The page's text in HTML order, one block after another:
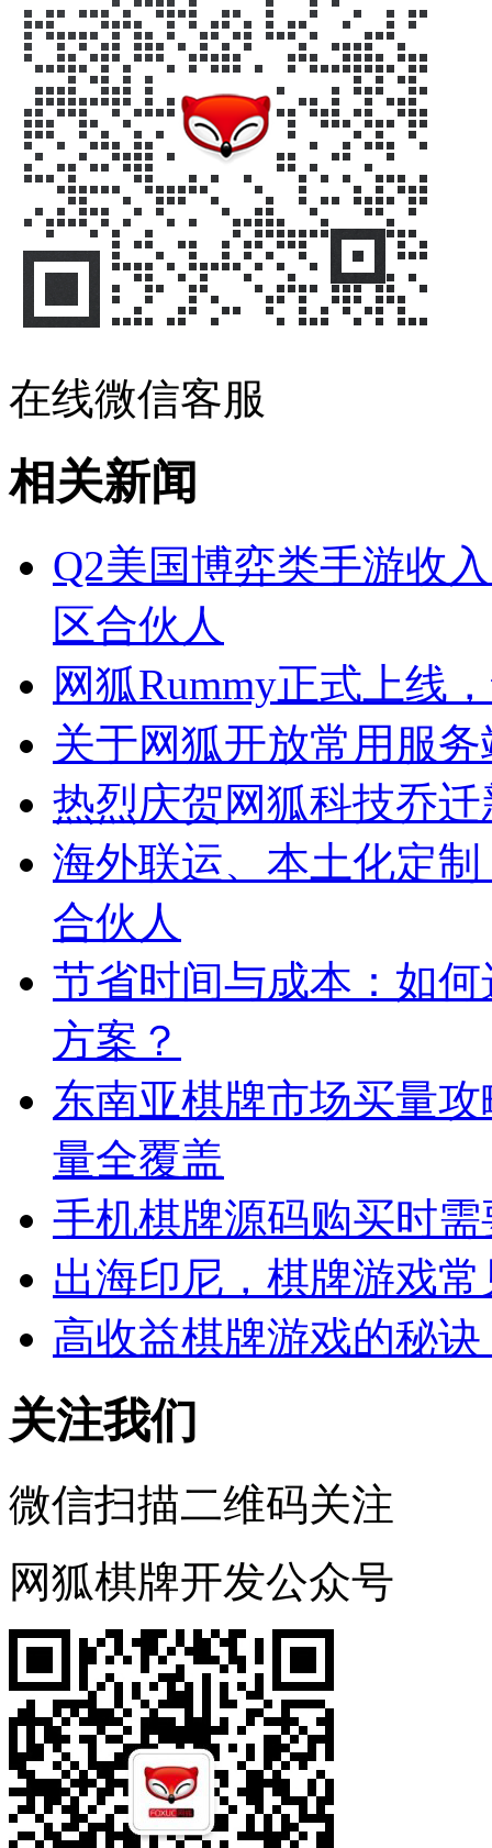
在线微信客服
相关新闻
Q2美国博弈类手游收
区合伙人
网狐Rummy正式上线
关于网狐开放常用服
热烈庆贺网狐科技乔迁
海外联运、本土化定
合伙人
节省时间与成本：如
方案？
东南亚棋牌市场买量
量全覆盖
手机棋牌源码购买时
出海印尼，棋牌游戏
高收益棋牌游戏的秘
关注我们
微信扫描二维码关注
网狐棋牌开发公众号